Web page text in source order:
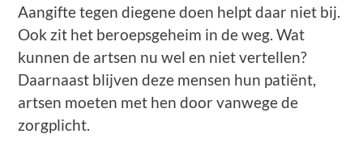
Aangifte tegen diegene doen helpt daar niet bij.
Ook zit het beroepsgeheim in de weg. Wat
kunnen de artsen nu wel en niet vertellen?
Daarnaast blijven deze mensen hun patiënt,
artsen moeten met hen door vanwege de
zorgplicht.